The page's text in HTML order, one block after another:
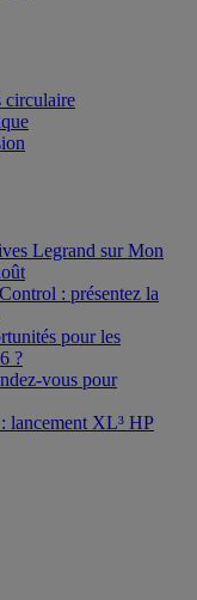
circulaire
Legrand sur Mon
: présentez la
pour les
?
vous pour
lancement XL³ HP